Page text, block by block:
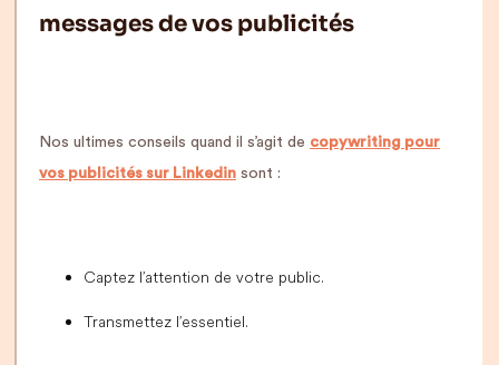
messages de vos publicités
Nos ultimes conseils quand il s’agit de copywriting pour
vos publicités sur Linkedin sont :
Captez l’attention de votre public.
Transmettez l’essentiel.